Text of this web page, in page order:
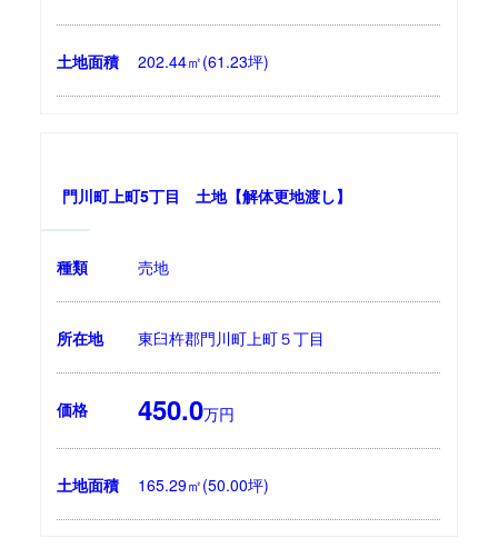
土地面積 202.44㎡(61.23坪)
門川町上町5丁目 土地【解体更地渡し】
種類 売地
所在地 東臼杵郡門川町上町５丁目
価格 450.0万円
土地面積 165.29㎡(50.00坪)